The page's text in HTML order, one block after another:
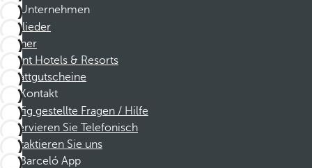
Unternehmen
Mitglieder
Partner
Dorint Hotels & Resorts
Rabattgutscheine
Kontakt
Häufig gestellte Fragen / Hilfe
Reservieren Sie Telefonisch
Kontaktieren Sie uns
Barceló App